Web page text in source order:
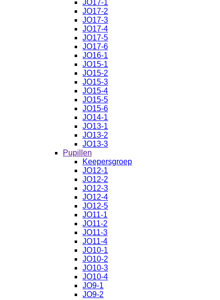
JO17-1
JO17-2
JO17-3
JO17-4
JO17-5
JO17-6
JO16-1
JO15-1
JO15-2
JO15-3
JO15-4
JO15-5
JO15-6
JO14-1
JO13-1
JO13-2
JO13-3
Pupillen
Keepersgroep
JO12-1
JO12-2
JO12-3
JO12-4
JO12-5
JO11-1
JO11-2
JO11-3
JO11-4
JO10-1
JO10-2
JO10-3
JO10-4
JO9-1
JO9-2